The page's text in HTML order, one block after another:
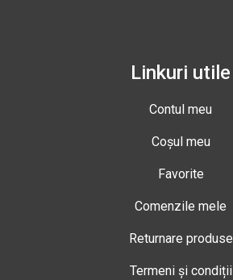
Linkuri utile
Contul meu
Coșul meu
Favorite
Comenzile mele
Returnare produse
Termeni și condiții